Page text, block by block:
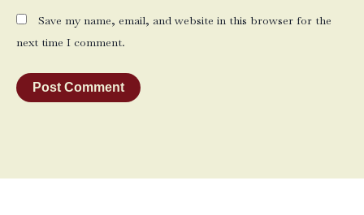
Save my name, email, and website in this browser for the
next time I comment.